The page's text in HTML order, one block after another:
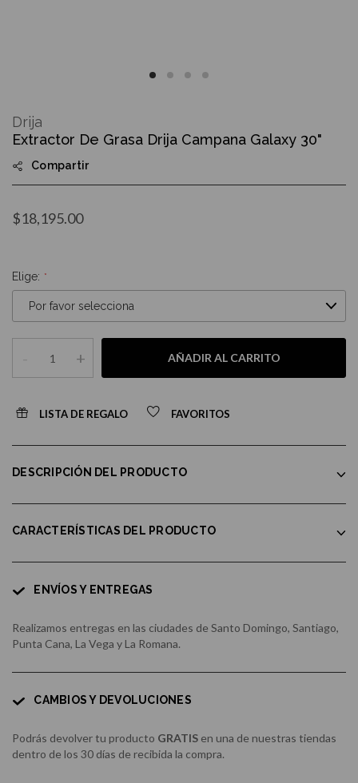
the
beginning
the
images
Extractor De Grasa Drija Campana Galaxy 30"
Compartir
$18,195.00
Elige:
- + AÑADIR AL CARRITO
LISTA DE REGALO FAVORITOS
Drija
DESCRIPCIÓN DEL PRODUCTO
CARACTERÍSTICAS DEL PRODUCTO
ENVÍOS Y ENTREGAS
Realizamos entregas en las ciudades de Santo Domingo, Santiago,
Punta Cana, La Vega y La Romana.
CAMBIOS Y DEVOLUCIONES
Podrás devolver tu producto GRATIS en una de nuestras tiendas
dentro de los 30 días de recibida la compra.